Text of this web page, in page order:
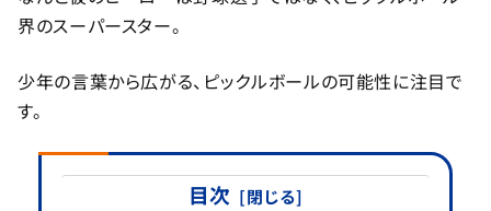
界のスーパースター。
少年の言葉から広がる、ピックルボールの可能性に注目で
す。
目次